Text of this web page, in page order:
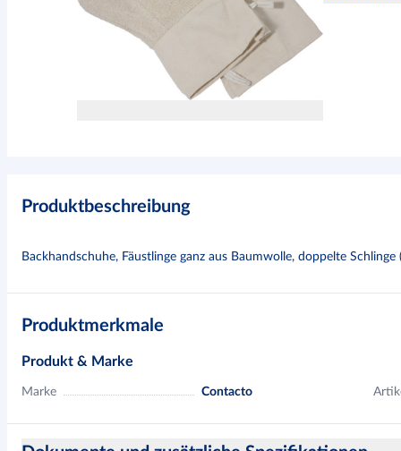
Produktbeschreibung
Backhandschuhe, Fäustlinge ganz aus Baumwolle, doppelte
Produktmerkmale
Produkt & Marke
Marke Contacto